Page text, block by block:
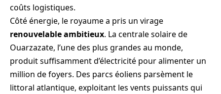
coûts logistiques.
Côté énergie, le royaume a pris un virage
renouvelable ambitieux. La centrale solaire de
Ouarzazate, l’une des plus grandes au monde,
produit suffisamment d’électricité pour alimenter un
million de foyers. Des parcs éoliens parsèment le
littoral atlantique, exploitant les vents puissants qui